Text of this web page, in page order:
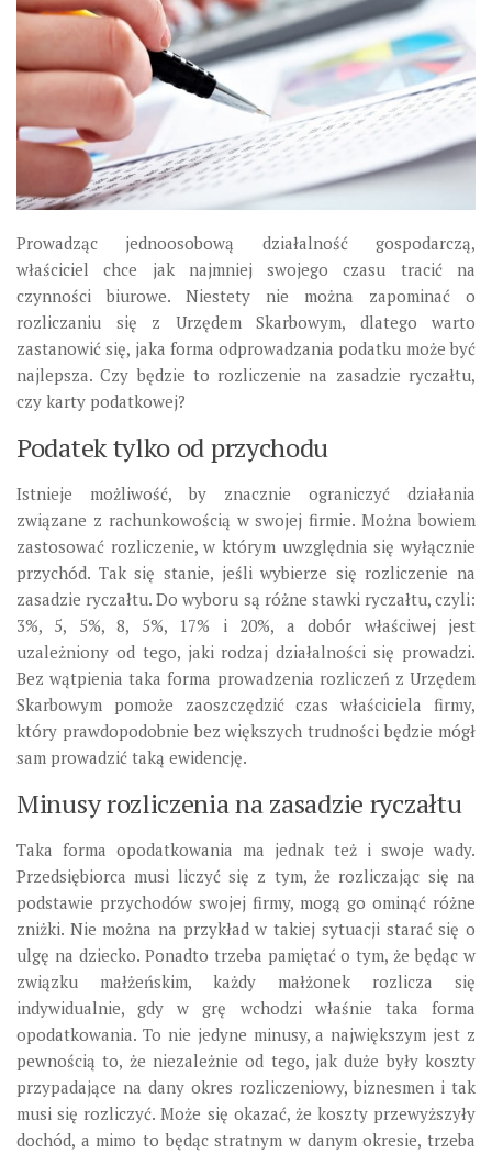
Prowadząc jednoosobową działalność gospodarczą,
właściciel chce jak najmniej swojego czasu tracić na
czynności biurowe. Niestety nie można zapominać o
rozliczaniu się z Urzędem Skarbowym, dlatego warto
zastanowić się, jaka forma odprowadzania podatku może być
najlepsza. Czy będzie to rozliczenie na zasadzie ryczałtu,
czy karty podatkowej?
Podatek tylko od przychodu
Istnieje możliwość, by znacznie ograniczyć działania
związane z rachunkowością w swojej firmie. Można bowiem
zastosować rozliczenie, w którym uwzględnia się wyłącznie
przychód. Tak się stanie, jeśli wybierze się rozliczenie na
zasadzie ryczałtu. Do wyboru są różne stawki ryczałtu, czyli:
3%, 5, 5%, 8, 5%, 17% i 20%, a dobór właściwej jest
uzależniony od tego, jaki rodzaj działalności się prowadzi.
Bez wątpienia taka forma prowadzenia rozliczeń z Urzędem
Skarbowym pomoże zaoszczędzić czas właściciela firmy,
który prawdopodobnie bez większych trudności będzie mógł
sam prowadzić taką ewidencję.
Minusy rozliczenia na zasadzie ryczałtu
Taka forma opodatkowania ma jednak też i swoje wady.
Przedsiębiorca musi liczyć się z tym, że rozliczając się na
podstawie przychodów swojej firmy, mogą go ominąć różne
zniżki. Nie można na przykład w takiej sytuacji starać się o
ulgę na dziecko. Ponadto trzeba pamiętać o tym, że będąc w
związku małżeńskim, każdy małżonek rozlicza się
indywidualnie, gdy w grę wchodzi właśnie taka forma
opodatkowania. To nie jedyne minusy, a największym jest z
pewnością to, że niezależnie od tego, jak duże były koszty
przypadające na dany okres rozliczeniowy, biznesmen i tak
musi się rozliczyć. Może się okazać, że koszty przewyższyły
dochód, a mimo to będąc stratnym w danym okresie, trzeba